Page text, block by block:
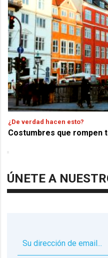
¿De verdad hacen esto?
Costumbres que rompen
ÚNETE A